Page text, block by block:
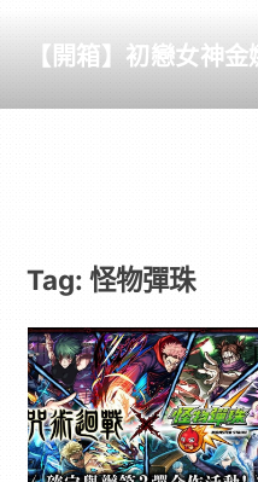
-
Paradaily
戲
｜
動
【開箱】初戀女神
Tag: 怪物彈珠